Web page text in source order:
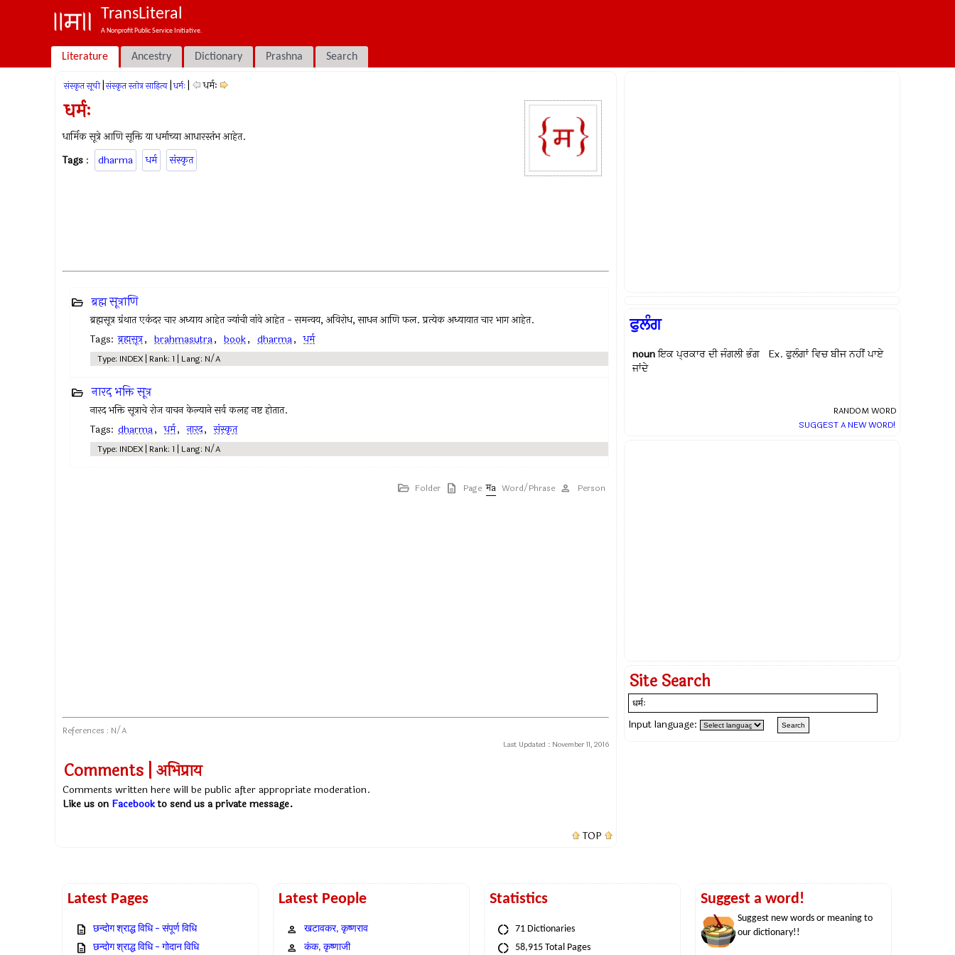
TransLiteral
A Nonprofit Public Service Initiative.
Literature Ancestry Dictionary Prashna Search
संस्कृत सूची संस्कृत स्तोत्र साहित्य धर्मः धर्मः
धर्मः
धार्मिक सूत्रे आणि सूक्ति या धर्माच्या आधारस्तंभ आहेत.
Tags : dharma धर्म संस्कृत
ब्रह्म सूत्राणि
ब्रह्मसूत्र ग्रंथात एकंदर चार अध्याय आहेत ज्यांची नांवे आहेत - समन्वय, अविरोध, साधन आणि फल. प्रत्येक अध्यायात चार भाग आहेत.
Tags: ब्रह्मसूत्र, brahmasutra, book, dharma, धर्म
Type: INDEX | Rank: 1 | Lang: N/A
नारद भक्ति सूत्र
नारद भक्ति सूत्राचे रोज वाचन केल्याने सर्व कलह नष्ट होतात.
Tags: dharma, धर्म, नारद, संस्कृत
Type: INDEX | Rank: 1 | Lang: N/A
Folder Page Word/Phrase Person
References : N/A
Last Updated : November 11, 2016
Comments | अभिप्राय
Comments written here will be public after appropriate moderation.
Like us on Facebookto send us a private message.
TOP
ਫੁਲੰਗ
nounਇਕ ਪ੍ਰਕਾਰ ਦੀ ਜੰਗਲੀ ਭੰਗ Ex.ਫੁਲੰਗਾਂ ਵਿਚ ਬੀਜ ਨਹੀਂ ਪਾਏ
ਜਾਂਦੇ
RANDOM WORD
SUGGEST A NEW WORD!
Site Search
Input language:
Latest Pages
छन्दोग श्राद्ध विधि – संपूर्ण विधि
छन्दोग श्राद्ध विधि – गोदान विधि
Latest People
खटावकर, कृष्णराव
कंक, कृष्णाजी
Statistics
71 Dictionaries
58,915 Total Pages
Suggest a word!
Suggest new words or meaning to
our dictionary!!